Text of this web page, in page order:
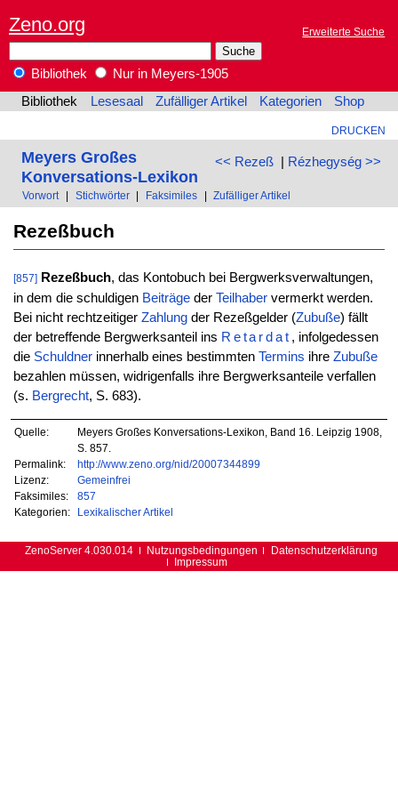
Zeno.org Erweiterte Suche
Bibliothek
Nur in Meyers-1905
Bibliothek
Lesesaal Zufälliger Artikel Kategorien Shop
DRUCKEN
<< Rezeß| Rézhegység >>
Meyers Großes
Konversations-Lexikon
Vorwort Stichwörter Faksimiles Zufälliger Artikel
Rezeßbuch
[857] Rezeßbuch, das Kontobuch bei Bergwerksverwaltungen,
in dem die schuldigen Beiträgeder Teilhabervermerkt werden.
Bei nicht rechtzeitiger Zahlungder Rezeßgelder (Zubuße) fällt
der betreffende Bergwerksanteil ins Retardat , infolgedessen
die Schuldnerinnerhalb eines bestimmten Termins ihre Zubuße
bezahlen müssen, widrigenfalls ihre Bergwerksanteile verfallen
(s. Bergrecht, S. 683).
Quelle:
Meyers Großes Konversations-Lexikon, Band 16. Leipzig 1908,
S. 857.
Permalink:
http://www.zeno.org/nid/20007344899
Lizenz:
Gemeinfrei
Faksimiles:
857
Kategorien:
Lexikalischer Artikel
ZenoServer 4.030.014 Nutzungsbedingungen
Datenschutzerklärung
Impressum